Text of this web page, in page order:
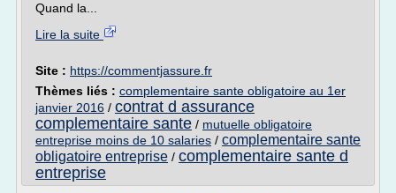
Quand la...
Lire la suite
Site : https://commentjassure.fr
Thèmes liés : complementaire sante obligatoire au 1er
janvier 2016 / contrat d assurance
complementaire sante / mutuelle obligatoire
entreprise moins de 10 salaries / complementaire sante
obligatoire entreprise / complementaire sante d
entreprise